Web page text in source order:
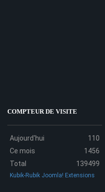
COMPTEUR DE VISITE
Aujourd'hui
110
Ce mois
1456
Total
139499
Kubik-Rubik Joomla! Extensions